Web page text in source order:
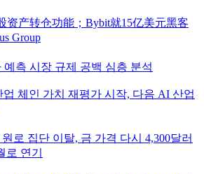
资产转仓功能；Bybit就15亿美元黑客
Group
예측 시장 규제 공백 심층 분석
업 체인 가치 재평가 시작, 다음 AI 산업
로 집단 이탈, 금 가격 다시 4,300달러
로 연기